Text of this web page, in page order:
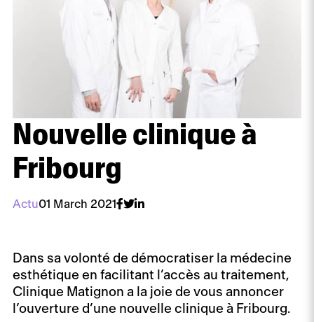
Nouvelle clinique à
Fribourg
Actu01 March 2021
Dans sa volonté de démocratiser la médecine
esthétique en facilitant l’accès au traitement,
Clinique Matignon a la joie de vous annoncer
l’ouverture d’une nouvelle clinique à Fribourg.